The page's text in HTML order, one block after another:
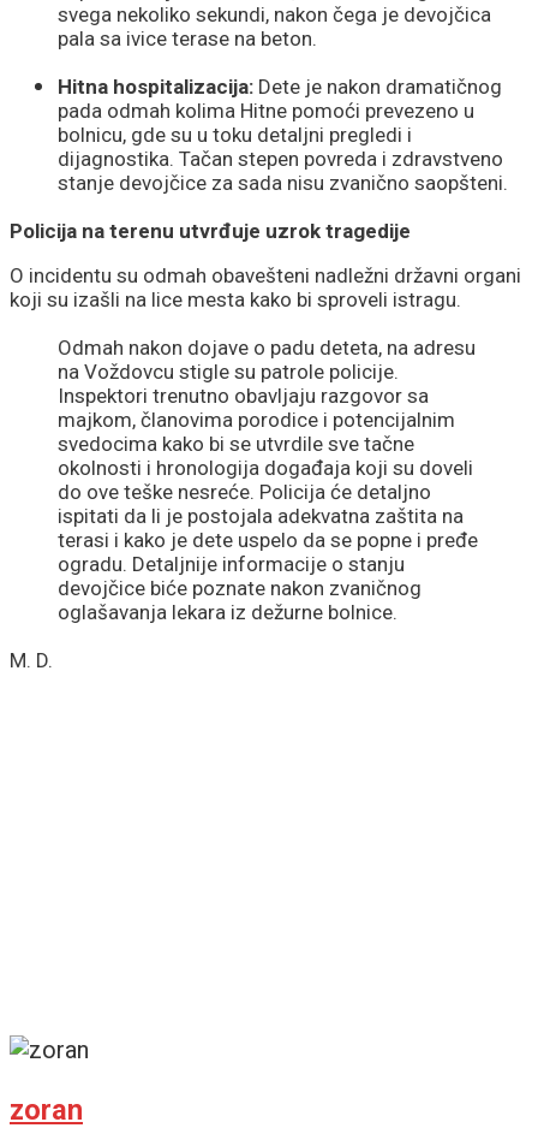
svega nekoliko sekundi, nakon čega je devojčica
pala sa ivice terase na beton.
Hitna hospitalizacija: Dete je nakon dramatičnog
pada odmah kolima Hitne pomoći prevezeno u
bolnicu, gde su u toku detaljni pregledi i
dijagnostika. Tačan stepen povreda i zdravstveno
stanje devojčice za sada nisu zvanično saopšteni.
Policija na terenu utvrđuje uzrok tragedije
O incidentu su odmah obavešteni nadležni državni organi
koji su izašli na lice mesta kako bi sproveli istragu.
Odmah nakon dojave o padu deteta, na adresu
na Voždovcu stigle su patrole policije.
Inspektori trenutno obavljaju razgovor sa
majkom, članovima porodice i potencijalnim
svedocima kako bi se utvrdile sve tačne
okolnosti i hronologija događaja koji su doveli
do ove teške nesreće. Policija će detaljno
ispitati da li je postojala adekvatna zaštita na
terasi i kako je dete uspelo da se popne i pređe
ogradu. Detaljnije informacije o stanju
devojčice biće poznate nakon zvaničnog
oglašavanja lekara iz dežurne bolnice.
M. D.
zoran